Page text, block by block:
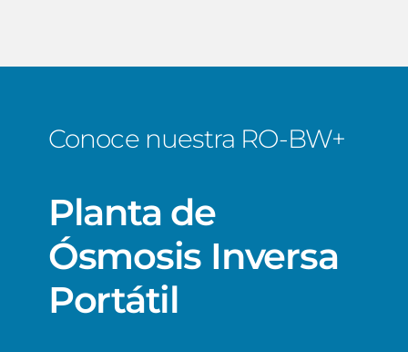
Conoce nuestra RO-BW+
Planta de
Ósmosis Inversa
Portátil